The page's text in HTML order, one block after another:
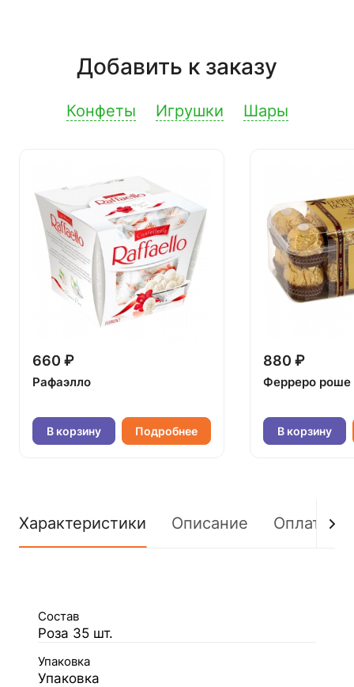
Добавить к заказу
Конфеты Игрушки Шары
660 ₽
Рафаэлло
В корзину Подробнее
880 ₽
Ферреро роше
В корзину
Характеристики Описание Оплата
Состав
Роза 35 шт.
Упаковка
Упаковка